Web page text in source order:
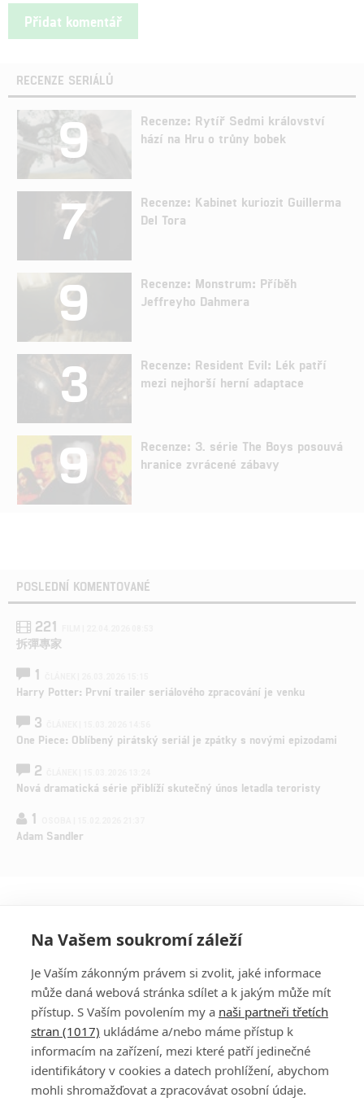
RECENZE SERIÁLŮ
9
Recenze: Rytíř Sedmi království
hází na Hru o trůny bobek
7
Recenze: Kabinet kuriozit Guillerma
Del Tora
9
Recenze: Monstrum: Příběh
Jeffreyho Dahmera
3
Recenze: Resident Evil: Lék patří
mezi nejhorší herní adaptace
9
Recenze: 3. série The Boys posouvá
hranice zvrácené zábavy
POSLEDNÍ KOMENTOVANÉ
221
拆彈專家
1
Harry Potter: První trailer seriálového zpracování je venku
3
One Piece: Oblíbený pirátský seriál je zpátky s novými epizodami
2
Nová dramatická série přiblíží skutečný únos letadla teroristy
1
Adam Sandler
PŘIHLÁSIT
REGISTROVAT
DISKUZE
Na Vašem soukromí záleží
Je Vaším zákonným právem si zvolit, jaké informace
může daná webová stránka sdílet a k jakým může mít
přístup. S Vaším povolením my a naši partneři třetích
stran (1017) ukládáme a/nebo máme přístup k
informacím na zařízení, mezi které patří jedinečné
identifikátory v cookies a datech prohlížení, abychom
mohli shromažďovat a zpracovávat osobní údaje.